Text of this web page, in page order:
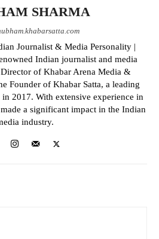
SHARMA
Journalist & Media Personality |
Indian journalist and media
of Khabar Arena Media &
Founder of Khabar Satta, a leading
in 2017. With extensive experience in
a significant impact in the Indian
industry.